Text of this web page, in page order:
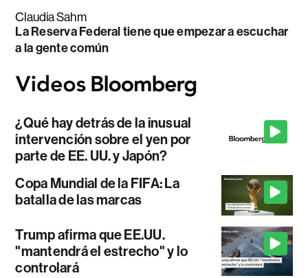
Claudia Sahm
La Reserva Federal tiene que empezar a escuchar
a la gente común
¿Qué hay detrás de la inusual
intervención sobre el yen por
parte de EE. UU. y Japón?
Copa Mundial de la FIFA: La
batalla de las marcas
Trump afirma que EE.UU.
"mantendrá el estrecho" y lo
controlará